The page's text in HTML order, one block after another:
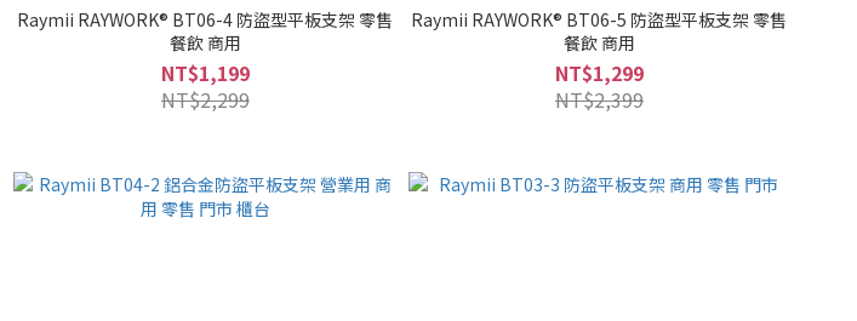
Raymii RAYWORK® BT06-4 防盜型平板支架 零售
餐飲 商用
NT$1,199
NT$2,299
Raymii RAYWORK® BT06-5 防盜型平板支架 零售
餐飲 商用
NT$1,299
NT$2,399